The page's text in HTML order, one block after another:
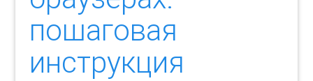
пошаговая
инструкция